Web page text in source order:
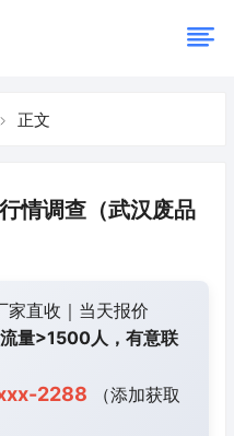
正文
情调查（武汉废品
直收｜当天报价
量>1500人，有意联
2288 （添加获取